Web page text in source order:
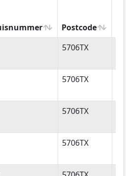
Postcode
Postcode
5706TX
5706TX
5706TX
5706TX